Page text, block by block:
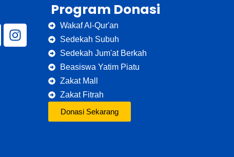
Program Donasi
Wakaf Al-Qur'an
Sedekah Subuh
Sedekah Jum'at Berkah
Beasiswa Yatim Piatu
Zakat Mall
Zakat Fitrah
Donasi Sekarang